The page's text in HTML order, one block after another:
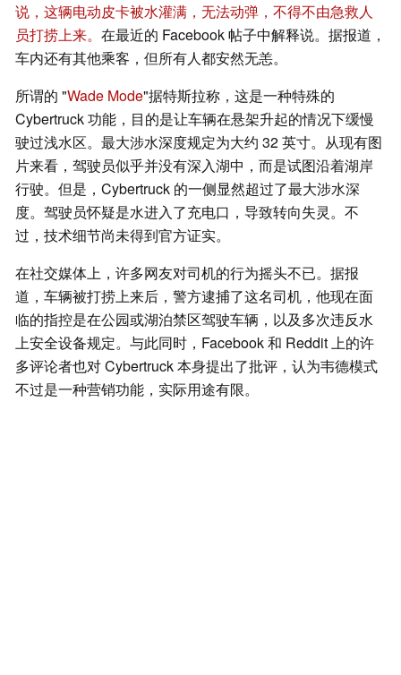
说，这辆电动皮卡被水灌满，无法动弹，不得不由急救人
员打捞上来。 在最近的 Facebook 帖子中解释说。据报道，
车内还有其他乘客，但所有人都安然无恙。
所谓的 "Wade Mode"据特斯拉称，这是一种特殊的
Cybertruck 功能，目的是让车辆在悬架升起的情况下缓慢
驶过浅水区。最大涉水深度规定为大约 32 英寸。从现有图
片来看，驾驶员似乎并没有深入湖中，而是试图沿着湖岸
行驶。但是，Cybertruck 的一侧显然超过了最大涉水深
度。驾驶员怀疑是水进入了充电口，导致转向失灵。不
过，技术细节尚未得到官方证实。
在社交媒体上，许多网友对司机的行为摇头不已。据报
道，车辆被打捞上来后，警方逮捕了这名司机，他现在面
临的指控是在公园或湖泊禁区驾驶车辆，以及多次违反水
上安全设备规定。与此同时，Facebook 和 Reddit 上的许
多评论者也对 Cybertruck 本身提出了批评，认为韦德模式
不过是一种营销功能，实际用途有限。